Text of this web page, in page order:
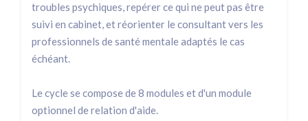
troubles psychiques, repérer ce qui ne peut pas être
suivi en cabinet, et réorienter le consultant vers les
professionnels de santé mentale adaptés le cas
échéant.
Le cycle se compose de 8 modules et d'un module
optionnel de relation d'aide.